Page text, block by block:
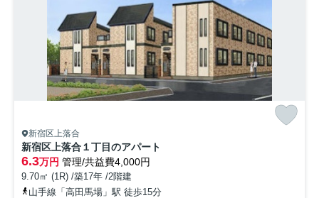
新宿区上落合
新宿区上落合１丁目のアパート
6.3万円 管理/共益費4,000円
9.70㎡ (1R) /築17年 /2階建
山手線「高田馬場」駅 徒歩15分